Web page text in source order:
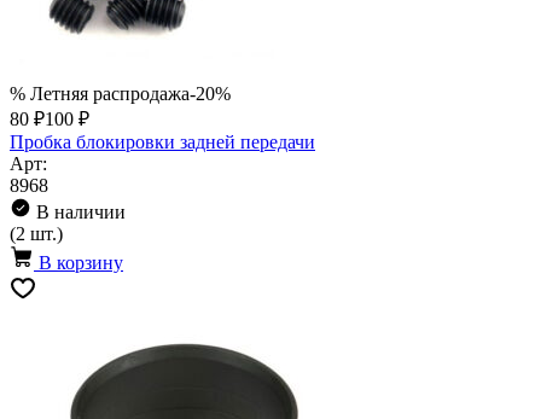
% Летняя распродажа-20%
80 ₽100 ₽
Пробка блокировки задней передачи
Арт:
8968
В наличии
(2 шт.)
В корзину